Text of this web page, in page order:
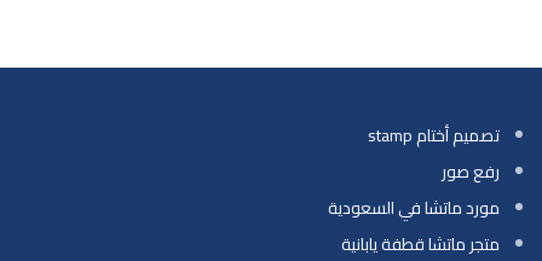
تصميم أختام stamp
رفع صور
مورد ماتشا في السعودية
متجر ماتشا قطفة يابانية